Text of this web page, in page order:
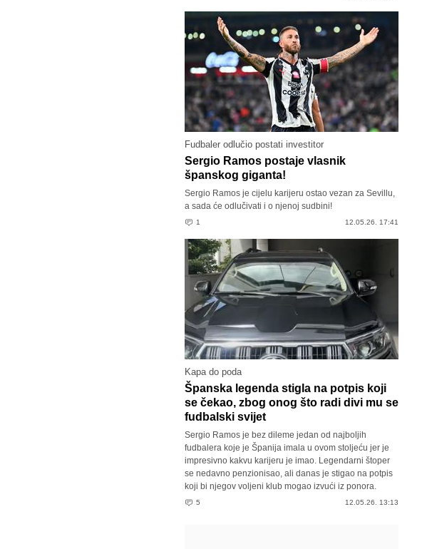
Fudbaler odlučio postati investitor
Sergio Ramos postaje vlasnik
španskog giganta!
Sergio Ramos je cijelu karijeru ostao vezan za Sevillu,
a sada će odlučivati i o njenoj sudbini!
1 12.05.26. 17:41
Kapa do poda
Španska legenda stigla na potpis koji
se čekao, zbog onog što radi divi mu se
fudbalski svijet
Sergio Ramos je bez dileme jedan od najboljih
fudbalera koje je Španija imala u ovom stoljeću jer je
impresivno kakvu karijeru je imao. Legendarni štoper
se nedavno penzionisao, ali danas je stigao na potpis
koji bi njegov voljeni klub mogao izvući iz ponora.
5 12.05.26. 13:13